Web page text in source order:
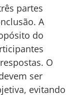
partes
A
do
O
ser
evitando